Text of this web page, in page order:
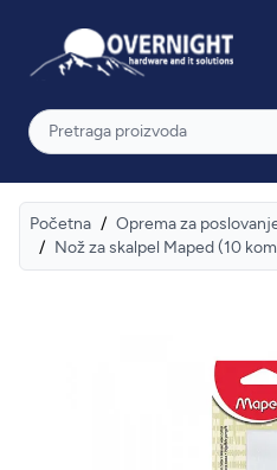
Overnight
Pretraga
Početna / Oprema za
/ Nož za skalpel Maped (10